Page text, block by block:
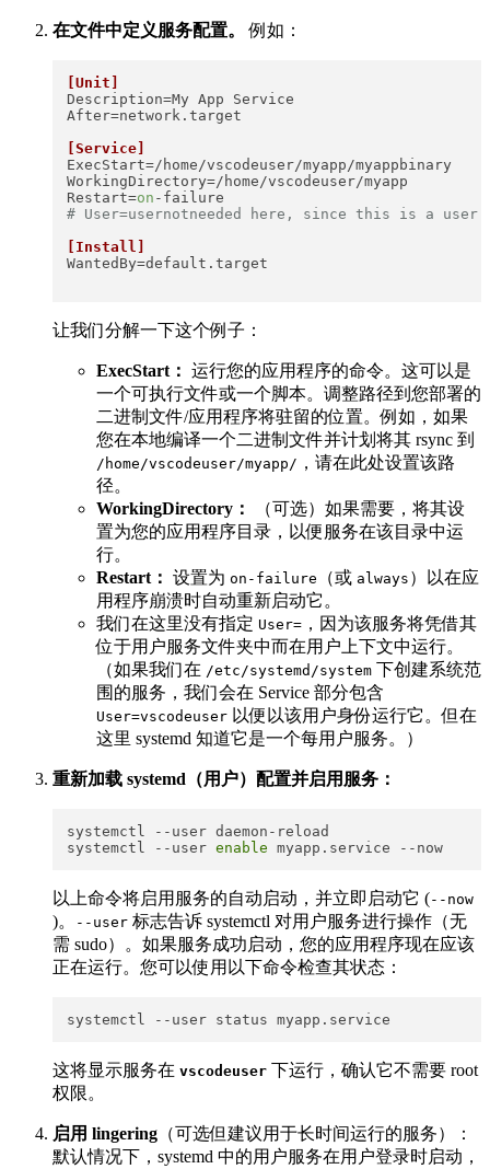
在文件中定义服务配置。 例如：
[Unit]
Description
After=network.target
[Service]
ExecStart
WorkingDirectory
Restart=on
# User=usernotneeded here, since this is a user
[Install]
WantedBy=default.target
让我们分解一下这个例子：
ExecStart： 运行您的应用程序的命令。这可以是
一个可执行文件或一个脚本。调整路径到您部署的
二进制文件/应用程序将驻留的位置。例如，如果
您在本地编译一个二进制文件并计划将其 rsync 到
/home/vscodeuser/myapp/ ​，请在此处设置该路
径。
WorkingDirectory：
（可选）如果需要，将其设
置为您的应用程序目录，以便服务在该目录中运
行。
Restart： 设置为 on-failure ​（或 always ​）以在应
用程序崩溃时自动重新启动它。
我们在这里没有指定 User= ​，因为该服务将凭借其
位于用户服务文件夹中而在用户上下文中运行。
（如果我们在 /etc/systemd/system ​ 下创建系统范
围的服务，我们会在 Service 部分包含
User=vscodeuser ​ 以便以该用户身份运行它。但在
这里 systemd 知道它是一个每用户服务。）
重新加载 systemd（用户）配置并启用服务：
systemctl --user daemon-reload
systemctl --user enable
以上命令将启用服务的自动启动，并立即启动它 (--now
)。
--user ​ 标志告诉 systemctl 对用户服务进行操作（无
需 sudo）。如果服务成功启动，您的应用程序现在应该
正在运行。您可以使用以下命令检查其状态：
这将显示服务在 vscodeuser ​ 下运行，确认它不需要 root
权限。
启用 lingering （可选但建议用于长时间运行的服务）：
默认情况下，systemd 中的用户服务在用户登录时启动，